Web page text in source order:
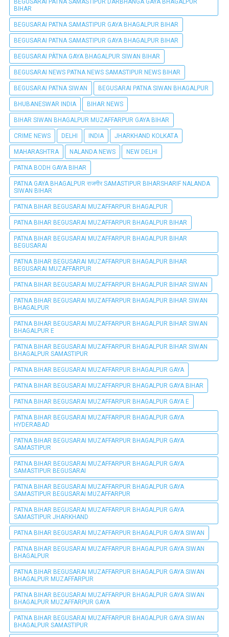
BEGUSARAI PATNA SAMASTIPUR DARBHANGA GAYA BHAGALPUR
BIHAR
BEGUSARAI PATNA SAMASTIPUR GAYA BHAGALPUR BIHAR
BEGUSARAI PATNA SAMASTIPUR GAYA BHAGALPUR BIHAR
BEGUSARAI PÀTNA GAYA BHAGALPUR SIWAN BIHAR
BEGUSARAI NEWS PATNA NEWS SAMASTIPUR NEWS BIHAR
BEGUSARAI PATNA SIWAN BEGUSARAI PATNA SIWAN BHAGALPUR
BHUBANESWAR INDIA BIHAR NEWS
BIHAR SIWAN BHAGALPUR MUZAFFARPUR GAYA BIHAR
CRIME NEWS DELHI INDIA JHARKHAND KOLKATA
MAHARASHTRA NALANDA NEWS NEW DELHI
PATNA BODH GAYA BIHAR
PATNA GAYA BHAGALPUR राजगीर SAMASTIPUR BIHARSHARIF NALANDA
SIWAN BIHAR
PATNA BIHAR BEGUSARAI MUZAFFARPUR BHAGALPUR
PATNA BIHAR BEGUSARAI MUZAFFARPUR BHAGALPUR BIHAR
PATNA BIHAR BEGUSARAI MUZAFFARPUR BHAGALPUR BIHAR
BEGUSARAI
PATNA BIHAR BEGUSARAI MUZAFFARPUR BHAGALPUR BIHAR
BEGUSARAI MUZAFFARPUR
PATNA BIHAR BEGUSARAI MUZAFFARPUR BHAGALPUR BIHAR SIWAN
PATNA BIHAR BEGUSARAI MUZAFFARPUR BHAGALPUR BIHAR SIWAN
BHAGALPUR
PATNA BIHAR BEGUSARAI MUZAFFARPUR BHAGALPUR BIHAR SIWAN
BHAGALPUR E
PATNA BIHAR BEGUSARAI MUZAFFARPUR BHAGALPUR BIHAR SIWAN
BHAGALPUR SAMASTIPUR
PATNA BIHAR BEGUSARAI MUZAFFARPUR BHAGALPUR GAYA
PATNA BIHAR BEGUSARAI MUZAFFARPUR BHAGALPUR GAYA BIHAR
PATNA BIHAR BEGUSARAI MUZAFFARPUR BHAGALPUR GAYA E
PATNA BIHAR BEGUSARAI MUZAFFARPUR BHAGALPUR GAYA
HYDERABAD
PATNA BIHAR BEGUSARAI MUZAFFARPUR BHAGALPUR GAYA
SAMASTIPUR
PATNA BIHAR BEGUSARAI MUZAFFARPUR BHAGALPUR GAYA
SAMASTIPUR BEGUSARAI
PATNA BIHAR BEGUSARAI MUZAFFARPUR BHAGALPUR GAYA
SAMASTIPUR BEGUSARAI MUZAFFARPUR
PATNA BIHAR BEGUSARAI MUZAFFARPUR BHAGALPUR GAYA
SAMASTIPUR JHARKHAND
PATNA BIHAR BEGUSARAI MUZAFFARPUR BHAGALPUR GAYA SIWAN
PATNA BIHAR BEGUSARAI MUZAFFARPUR BHAGALPUR GAYA SIWAN
BHAGALPUR
PATNA BIHAR BEGUSARAI MUZAFFARPUR BHAGALPUR GAYA SIWAN
BHAGALPUR MUZAFFARPUR
PATNA BIHAR BEGUSARAI MUZAFFARPUR BHAGALPUR GAYA SIWAN
BHAGALPUR MUZAFFARPUR GAYA
PATNA BIHAR BEGUSARAI MUZAFFARPUR BHAGALPUR GAYA SIWAN
BHAGALPUR SAMASTIPUR